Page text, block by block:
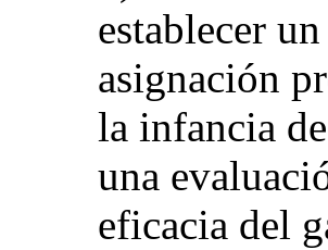
establecer
asignación
la infancia
una
eficacia del